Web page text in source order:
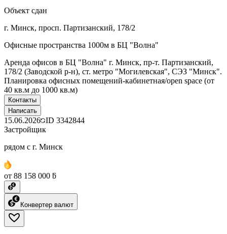
Объект сдан
г. Минск, просп. Партизанский, 178/2
Офисные пространства 1000м в БЦ "Волна"
Аренда офисов в БЦ "Волна" г. Минск, пр-т. Партизанский,
178/2 (Заводской р-н), ст. метро "Могилевская", СЭЗ "Минск".
Планировка офисных помещений-кабинетная/open space (от
40 кв.м до 1000 кв.м)
Контакты
Написать
15.06.2026 ID 3342844
Застройщик
рядом с г. Минск
от 88 158 000 ƃ
Конвертер валют